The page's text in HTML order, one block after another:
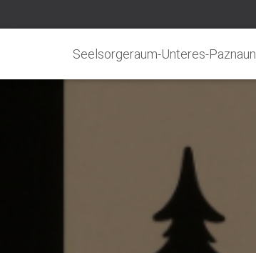
Seelsorgeraum-Unteres-Paznaun